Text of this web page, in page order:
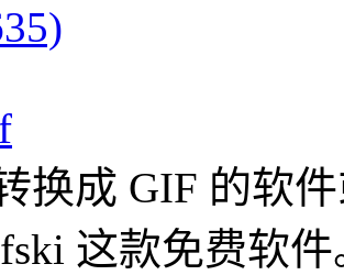
换成 GIF 的软
这款免费软